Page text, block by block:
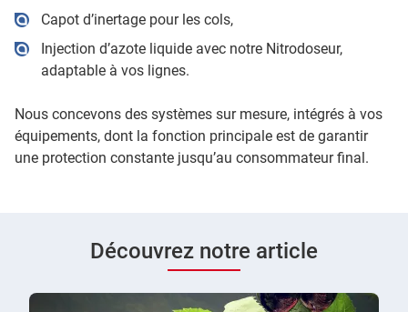
Capot d’inertage pour les cols,
Injection d’azote liquide avec notre Nitrodoseur,
adaptable à vos lignes.
Nous concevons des systèmes sur mesure, intégrés à vos
équipements, dont la fonction principale est de garantir
une protection constante jusqu’au consommateur final.
Découvrez notre article